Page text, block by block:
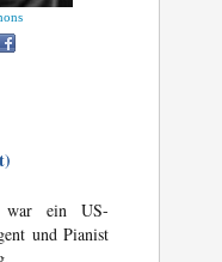
war ein US-
und Pianist